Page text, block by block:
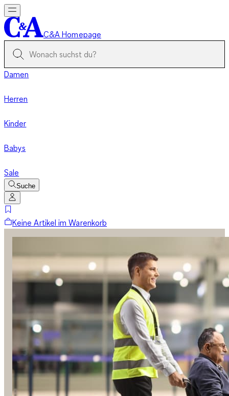
C&A Homepage
Damen
Herren
Kinder
Babys
Sale
Suche
Keine Artikel im Warenkorb